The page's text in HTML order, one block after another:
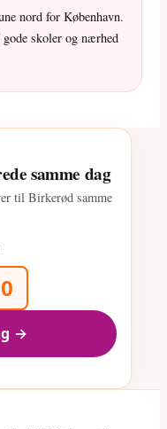
nord for København.
skoler og nærhed
samme dag
til Birkerød samme
→